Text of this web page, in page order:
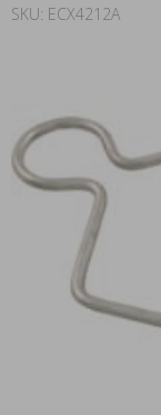
SKU: ECX4212A